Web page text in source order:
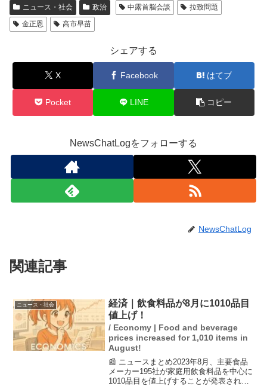
ニュース・社会 政治 中露首脳会談
拉致問題
金正恩
高市早苗
シェアする
X Facebook はてブ
Pocket LINE コピー
NewsChatLogをフォローする
NewsChatLog
関連記事
ニュース・社会
経済｜飲食料品が8月に1010品目
値上げ！
/ Economy | Food and beverage
prices increased for 1,010 items in
August!
📰 ニュースまとめ2023年8月、主要食品
メーカー195社が家庭用飲食料品を中心に
1010品目を値上げすることが発表されま